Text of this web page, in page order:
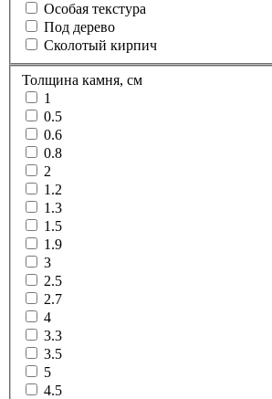
Особая текстура
Под дерево
Сколотый кирпич
Толщина камня, см
1
0.5
0.6
0.8
2
1.2
1.3
1.5
1.9
3
2.5
2.7
4
3.3
3.5
5
4.5